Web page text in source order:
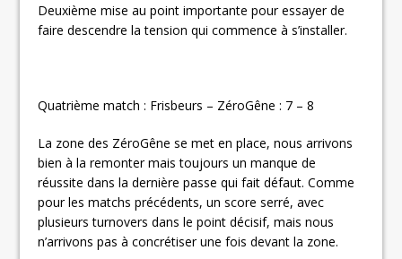
Deuxième mise au point importante pour essayer de
faire descendre la tension qui commence à s’installer.
Quatrième match : Frisbeurs – ZéroGêne : 7 – 8
La zone des ZéroGêne se met en place, nous arrivons
bien à la remonter mais toujours un manque de
réussite dans la dernière passe qui fait défaut. Comme
pour les matchs précédents, un score serré, avec
plusieurs turnovers dans le point décisif, mais nous
n’arrivons pas à concrétiser une fois devant la zone.